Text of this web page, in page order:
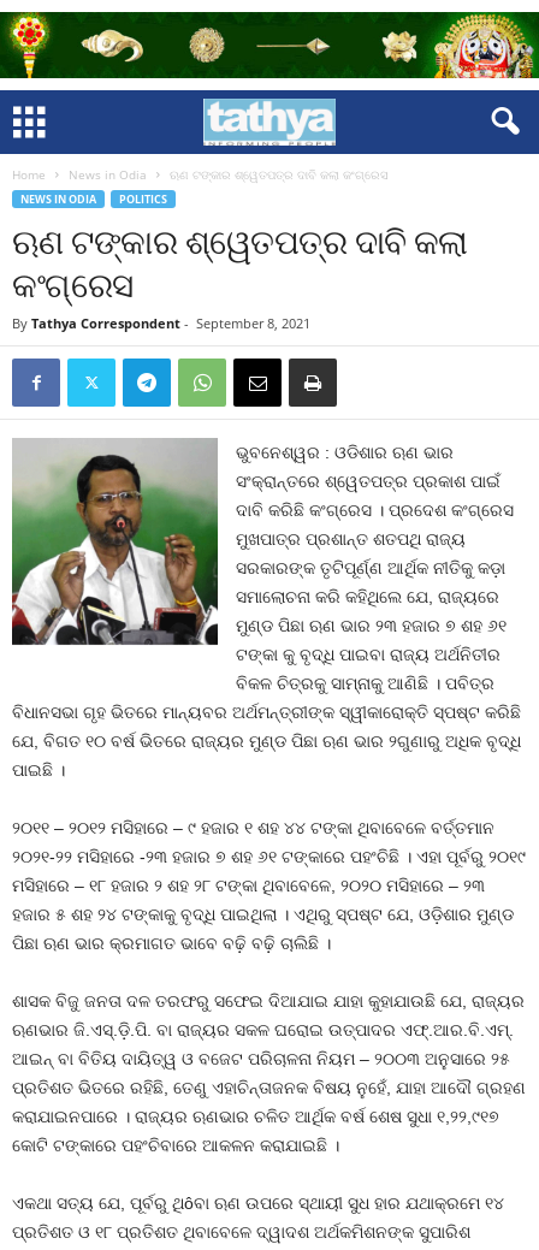
Home News in Odia ଋଣ ଟଙ୍କାର ଶ୍ୱେତପତ୍ର ଦାବି କଲା କଂଗ୍ରେସ
NEWS IN ODIA POLITICS
ଋଣ ଟଙ୍କାର ଶ୍ୱେତପତ୍ର ଦାବି କଲା
କଂଗ୍ରେସ
By Tathya Correspondent - September 8, 2021
ଭୁବନେଶ୍ୱର : ଓଡିଶାର ଋଣ ଭାର
ସଂକ୍ରାନ୍ତରେ ଶ୍ୱେତପତ୍ର ପ୍ରକାଶ ପାଇଁ
ଦାବି କରିଛି କଂଗ୍ରେସ । ପ୍ରଦେଶ କଂଗ୍ରେସ
ମୁଖପାତ୍ର ପ୍ରଶାନ୍ତ ଶତପଥି ରାଜ୍ୟ
ସରକାରଙ୍କ ତୃଟିପୂର୍ଣ୍ଣ ଆର୍ଥିକ ନୀତିକୁ କଡ଼ା
ସମାଲୋଚନା କରି କହିଥିଲେ ଯେ, ରାଜ୍ୟରେ
ମୁଣ୍ଡ ପିଛା ଋଣ ଭାର ୨୩ ହଜାର ୭ ଶହ ୬୧
ଟଙ୍କା କୁ ବୃଦ୍ଧି ପାଇବା ରାଜ୍ୟ ଅର୍ଥନିତୀର
ବିକଳ ଚିତ୍ରକୁ ସାମ୍ନାକୁ ଆଣିଛି । ପବିତ୍ର
ବିଧାନସଭା ଗୃହ ଭିତରେ ମାନ୍ୟବର ଅର୍ଥମନ୍ତ୍ରୀଙ୍କ ସ୍ୱୀକାରୋକ୍ତି ସ୍ପଷ୍ଟ କରିଛି
ଯେ, ବିଗତ ୧୦ ବର୍ଷ ଭିତରେ ରାଜ୍ୟର ମୁଣ୍ଡ ପିଛା ଋଣ ଭାର ୨ଗୁଣାରୁ ଅଧିକ ବୃଦ୍ଧି
ପାଇଛି ।
୨୦୧୧ – ୨୦୧୨ ମସିହାରେ – ୯ ହଜାର ୧ ଶହ ୪୪ ଟଙ୍କା ଥିବାବେଳେ ବର୍ତ୍ତମାନ
୨୦୨୧-୨୨ ମସିହାରେ -୨୩ ହଜାର ୭ ଶହ ୬୧ ଟଙ୍କାରେ ପହଂଚିଛି । ଏହା ପୂର୍ବରୁ ୨୦୧୯
ମସିହାରେ – ୧୮ ହଜାର ୨ ଶହ ୨୮ ଟଙ୍କା ଥିବାବେଳେ, ୨୦୨୦ ମସିହାରେ – ୨୩
ହଜାର ୫ ଶହ ୨୪ ଟଙ୍କାକୁ ବୃଦ୍ଧି ପାଇଥିଲା । ଏଥିରୁ ସ୍ପଷ୍ଟ ଯେ, ଓଡ଼ିଶାର ମୁଣ୍ଡ
ପିଛା ଋଣ ଭାର କ୍ରମାଗତ ଭାବେ ବଢ଼ି ବଢ଼ି ଚାଲିଛି ।
ଶାସକ ବିଜୁ ଜନତା ଦଳ ତରଫରୁ ସଫେଇ ଦିଆଯାଇ ଯାହା କୁହାଯାଉଛି ଯେ, ରାଜ୍ୟର
ଋଣଭାର ଜି.ଏସ୍‌.ଡ଼ି.ପି. ବା ରାଜ୍ୟର ସକଳ ଘରୋଇ ଉତ୍ପାଦର ଏଫ୍‌.ଆର.ବି.ଏମ୍‌.
ଆଇନ୍ ବା ବିତିୟ ଦାୟିତ୍ୱ ଓ ବଜେଟ ପରିଚାଳନା ନିୟମ – ୨୦୦୩ ଅନୁସାରେ ୨୫
ପ୍ରତିଶତ ଭିତରେ ରହିଛି, ତେଣୁ ଏହାଚିନ୍ତାଜନକ ବିଷୟ ନୁହେଁ, ଯାହା ଆଦୌ ଗ୍ରହଣ
କରାଯାଇନପାରେ । ରାଜ୍ୟର ଋଣଭାର ଚଳିତ ଆର୍ଥିକ ବର୍ଷ ଶେଷ ସୁଧା ୧,୨୨,୯୧୭
କୋଟି ଟଙ୍କାରେ ପହଂଚିବାରେ ଆକଳନ କରାଯାଇଛି ।
ଏକଥା ସତ୍ୟ ଯେ, ପୂର୍ବରୁ ଥିôବା ଋଣ ଉପରେ ସ୍ଥାୟୀ ସୁଧ ହାର ଯଥାକ୍ରମେ ୧୪
ପ୍ରତିଶତ ଓ ୧୮ ପ୍ରତିଶତ ଥିବାବେଳେ ଦ୍ୱାଦଶ ଅର୍ଥକମିଶନଙ୍କ ସୁପାରିଶ